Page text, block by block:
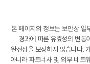
본 페이지의 정보는 보안상 일
경과에 따른 유효성의 변동
완전성을 보장하지 않습니다.
아니라 파트너사 및 외부 네트